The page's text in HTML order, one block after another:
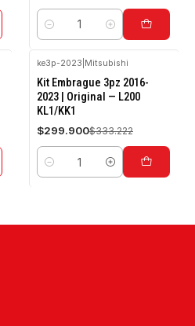
Cantidad
-10%
OFF
ke3p-2023 Mitsubishi
Kit Embrague 3pz 2016-
2023 | Original — L200
KL1/KK1
$299.900$333.222
Cantidad